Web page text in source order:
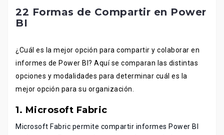
22 Formas de Compartir en Power
BI
¿Cuál es la mejor opción para compartir y colaborar en
informes de Power BI? Aquí se comparan las distintas
opciones y modalidades para determinar cuál es la
mejor opción para su organización.
1. Microsoft Fabric
Microsoft Fabric permite compartir informes Power BI